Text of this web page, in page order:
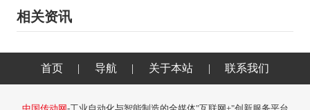
相关资讯
首页 | 导航 | 关于本站 | 联系我们